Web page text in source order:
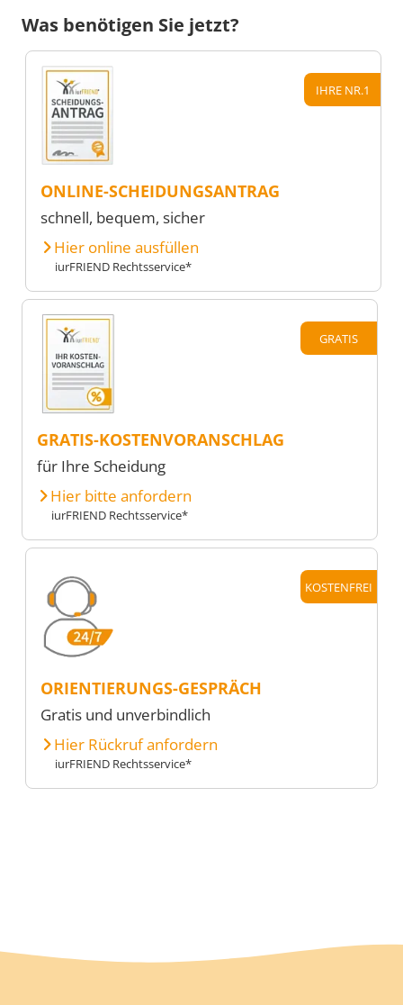
Was benötigen Sie jetzt?
IHRE NR.1
ONLINE-SCHEIDUNGSANTRAG
schnell, bequem, sicher
Hier online ausfüllen
iurFRIEND Rechtsservice*
GRATIS
GRATIS-KOSTENVORANSCHLAG
für Ihre Scheidung
Hier bitte anfordern
iurFRIEND Rechtsservice*
KOSTENFREI
ORIENTIERUNGS-GESPRÄCH
Gratis und unverbindlich
Hier Rückruf anfordern
iurFRIEND Rechtsservice*